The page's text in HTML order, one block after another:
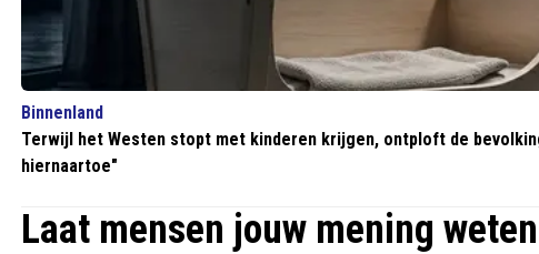
Binnenland
Terwijl het Westen stopt met kinderen krijgen, ontploft de
hiernaartoe"
Laat mensen jouw mening weten